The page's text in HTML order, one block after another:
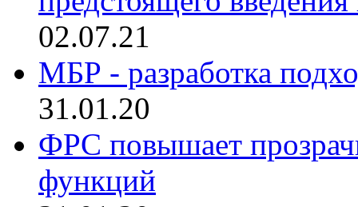
02.07.21
МБР - разработка
31.01.20
ФРС повышает
функций